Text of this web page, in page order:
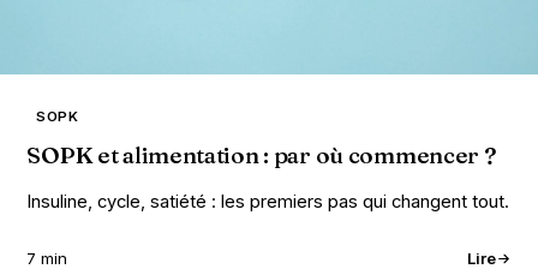
SOPK
SOPK et alimentation : par où commencer ?
Insuline, cycle, satiété : les premiers pas qui changent tout.
7 min Lire